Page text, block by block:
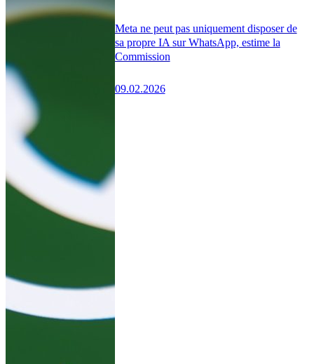
Meta ne peut pas uniquement disposer de
sa propre IA sur WhatsApp, estime la
Commission
09.02.2026